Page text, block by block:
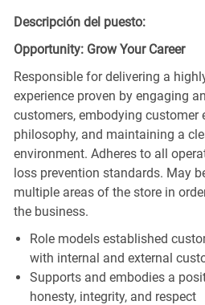
Descripción del puesto:
Opportunity: Grow Your Career
Responsible for delivering a
experience proven by engaging
customers, embodying customer
philosophy, and maintaining a
environment. Adheres to all
loss prevention standards. May
multiple areas of the store in
the business.
Role models established
with internal and external
Supports and embodies a
honesty, integrity, and respect